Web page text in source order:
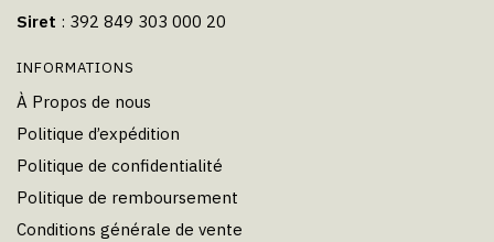
Siret : 392 849 303 000 20
INFORMATIONS
À Propos de nous
Politique d’expédition
Politique de confidentialité
Politique de remboursement
Conditions générale de vente